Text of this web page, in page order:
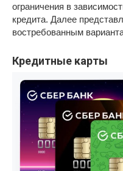
ограничения в
кредита. Далее
востребованным
Кредитные карты